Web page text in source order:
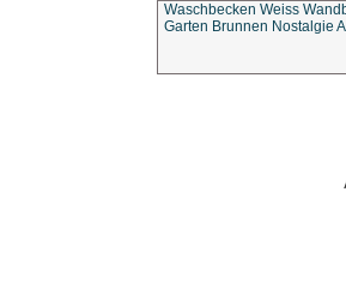
Waschbecken Weiss
Garten Brunnen Nostalgie